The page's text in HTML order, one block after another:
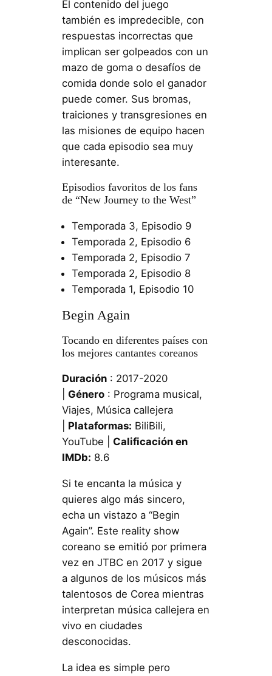
El contenido del juego
también es impredecible, con
respuestas incorrectas que
implican ser golpeados con un
mazo de goma o desafíos de
comida donde solo el ganador
puede comer. Sus bromas,
traiciones y transgresiones en
las misiones de equipo hacen
que cada episodio sea muy
interesante.
Episodios favoritos de los fans
de “New Journey to the West”
Temporada 3, Episodio 9
Temporada 2, Episodio 6
Temporada 2, Episodio 7
Temporada 2, Episodio 8
Temporada 1, Episodio 10
Begin Again
Tocando en diferentes países con
los mejores cantantes coreanos
Duración: 2017-2020
Género: Programa musical,
Viajes, Música callejera
Plataformas: BiliBili,
YouTube | Calificación en
IMDb: 8.6
Si te encanta la música y
quieres algo más sincero,
echa un vistazo a “Begin
Again”. Este reality show
coreano se emitió por primera
vez en JTBC en 2017 y sigue
a algunos de los músicos más
talentosos de Corea mientras
interpretan música callejera en
vivo en ciudades
desconocidas.
La idea es simple pero